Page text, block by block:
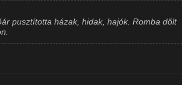
pusztította házak, hidak, hajók. Romba dőlt